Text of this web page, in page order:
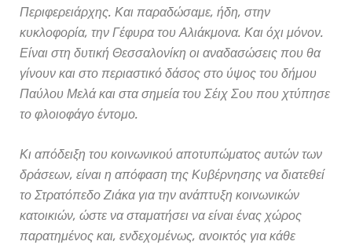
Περιφερειάρχης. Και παραδώσαμε, ήδη, στην
κυκλοφορία, την Γέφυρα του Αλιάκμονα. Και όχι μόνον.
Είναι στη δυτική Θεσσαλονίκη οι αναδασώσεις που θα
γίνουν και στο περιαστικό δάσος στο ύψος του δήμου
Παύλου Μελά και στα σημεία του Σέιχ Σου που χτύπησε
το φλοιοφάγο έντομο.
Κι απόδειξη του κοινωνικού αποτυπώματος αυτών των
δράσεων, είναι η απόφαση της Κυβέρνησης να διατεθεί
το Στρατόπεδο Ζιάκα για την ανάπτυξη κοινωνικών
κατοικιών, ώστε να σταματήσει να είναι ένας χώρος
παρατημένος και, ενδεχομένως, ανοικτός για κάθε